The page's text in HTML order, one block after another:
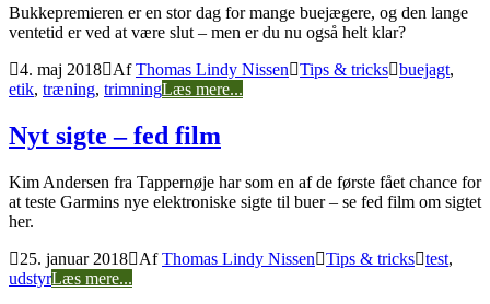
Bukkepremieren er en stor dag for mange buejægere, og den lange
ventetid er ved at være slut – men er du nu også helt klar?
4. maj 2018 AfThomas Lindy Nissen Tips & tricks buejagt,
etik, træning, trimningLæs mere...
Nyt sigte – fed film
Kim Andersen fra Tappernøje har som en af de første fået chance for
at teste Garmins nye elektroniske sigte til buer – se fed film om sigtet
her.
25. januar 2018
AfThomas Lindy Nissen Tips & tricks test,
udstyrLæs mere...